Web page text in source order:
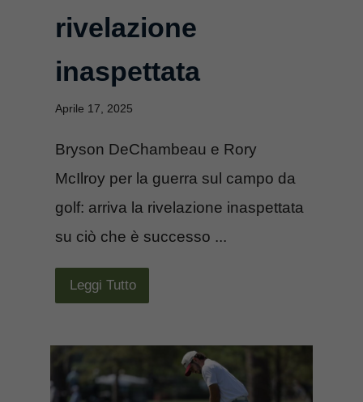
rivelazione
inaspettata
Aprile 17, 2025
Bryson DeChambeau e Rory
McIlroy per la guerra sul campo da
golf: arriva la rivelazione inaspettata
su ciò che è successo ...
Leggi Tutto